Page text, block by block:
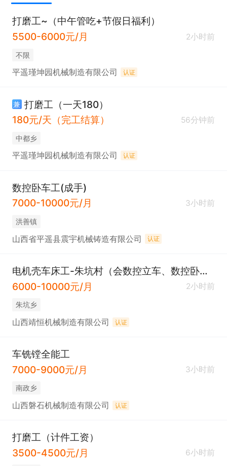
打磨工~（中午管吃+节假日福利）
5500-6000元/月
2小时前
不限
平遥瑾坤园机械制造有限公司 认证
兼 打磨工（一天180）
180元/天（完工结算）
56分钟前
中都乡
平遥瑾坤园机械制造有限公司 认证
数控卧车工(成手)
7000-10000元/月
3小时前
洪善镇
山西省平遥县震宇机械铸造有限公司 认证
电机壳车床工-朱坑村（会数控立车、数控卧车）不会可以教
6000-10000元/月
2小时前
朱坑乡
山西靖恒机械制造有限公司 认证
车铣镗全能工
7000-9000元/月
3小时前
南政乡
山西磐石机械制造有限公司 认证
打磨工（计件工资）
3500-4500元/月
6小时前